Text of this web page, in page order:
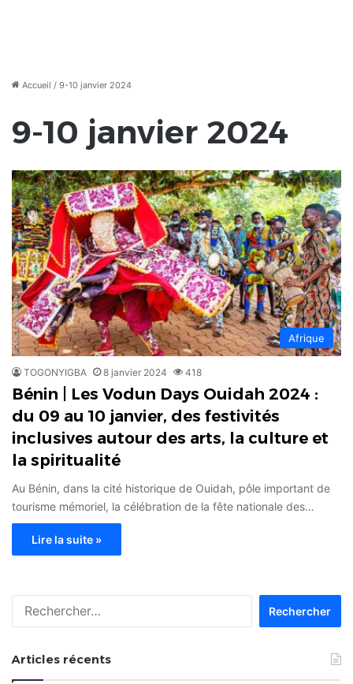
Accueil / 9-10 janvier 2024
9-10 janvier 2024
Afrique
TOGONYIGBA 8 janvier 2024 418
Bénin | Les Vodun Days Ouidah 2024 :
du 09 au 10 janvier, des festivités
inclusives autour des arts, la culture et
la spiritualité
Au Bénin, dans la cité historique de Ouidah, pôle important de
tourisme mémoriel, la célébration de la fête nationale des…
Lire la suite »
Articles récents